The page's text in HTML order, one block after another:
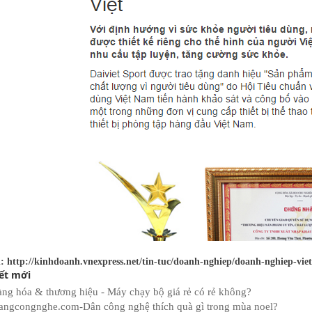
http://kinhdoanh.vnexpress.net/tin-tuc/doanh-nghiep/doanh-nghiep-
mới
hóa & thương hiệu - Máy chạy bộ giá rẻ có rẻ không?
Dân công nghệ thích quà gì trong mùa noel?